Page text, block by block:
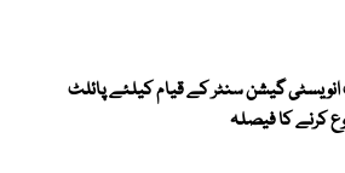
انویسٹی گیشن سنٹر کے قیام کیلئے پائلٹ
کرنے کا فیصلہ